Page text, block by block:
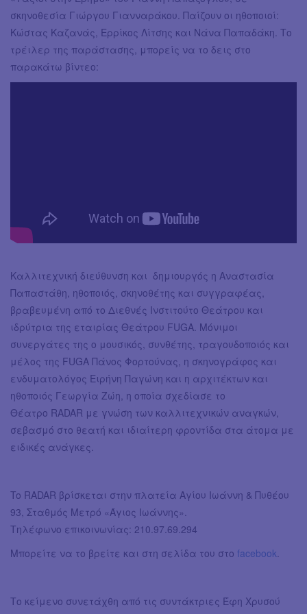
σκηνοθεσία Γιώργου Γιανναράκου. Παίζουν οι ηθοποιοί:
Κώστας Καζανάς, Ερρίκος Λίτσης και Νάνα Παπαδάκη. Το
τρέιλερ της παράστασης, μπορείς να το δεις στο
παρακάτω βίντεο:
Καλλιτεχνική διεύθυνση και δημιουργός η Αναστασία
Παπαστάθη, ηθοποιός, σκηνοθέτης και συγγραφέας,
βραβευμένη από το Διεθνές Ινστιτούτο Θεάτρου και
ιδρύτρια της εταιρίας Θεάτρου FUGA. Μόνιμοι
συνεργάτες της ο μουσικός, συνθέτης, τραγουδοποιός και
μέλος της FUGA Πάνος Φορτούνας, η σκηνογράφος και
ενδυματολόγος Ειρήνη Παγώνη και η αρχιτέκτων και
ηθοποιός Γεωργία Ζώη, η οποία σχεδίασε το
Θέατρο RADAR με γνώση των καλλιτεχνικών αναγκών,
σεβασμό στο θεατή και ιδιαίτερη φροντίδα στα άτομα με
ειδικές ανάγκες.
To RADAR βρίσκεται στην πλατεία Αγίου Ιωάννη & Πυθέου
93, Σταθμός Μετρό «Άγιος Ιωάννης».
Τηλέφωνο επικοινωνίας: 210.97.69.294
Μπορείτε να το βρείτε και στη σελίδα του στο facebook.
Το κείμενο συνετάχθη από τις συντάκτριες Έφη Χρυσού